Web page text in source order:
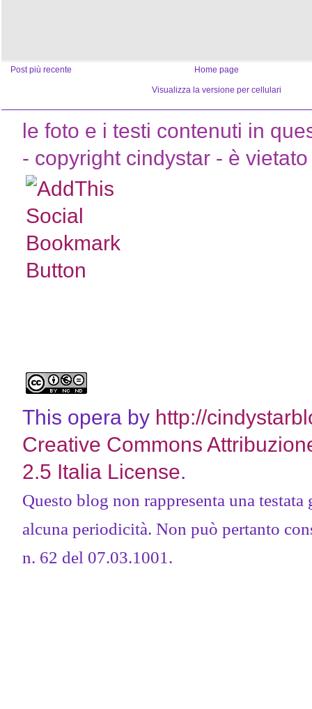
Post più recente Home page
Visualizza la versione per cellulari
le foto e i testi contenuti in
- copyright cindystar - è
This opera by http://
Creative Commons
2.5 Italia License.
Questo blog non rappresenta una
alcuna periodicità. Non può pertanto
n. 62 del 07.03.1001.